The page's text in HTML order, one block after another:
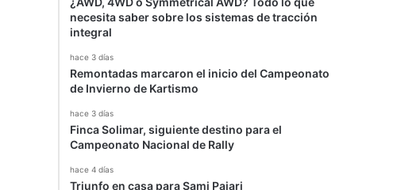
necesita saber sobre los sistemas de tracción
integral
hace 3 días
Remontadas marcaron el inicio del Campeonato
de Invierno de Kartismo
hace 3 días
Finca Solimar, siguiente destino para el
Campeonato Nacional de Rally
hace 4 días
Triunfo en casa para Sami Pajari